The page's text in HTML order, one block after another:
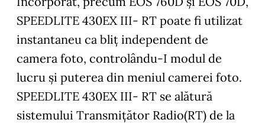
SPEEDLITE 430EX III- RT poate fi utilizat
instantaneu ca bliț independent de
camera foto, controlându-I modul de
lucru și puterea din meniul camerei foto.
SPEEDLITE 430EX III- RT se alătură
sistemului Transmițător Radio(RT) de la